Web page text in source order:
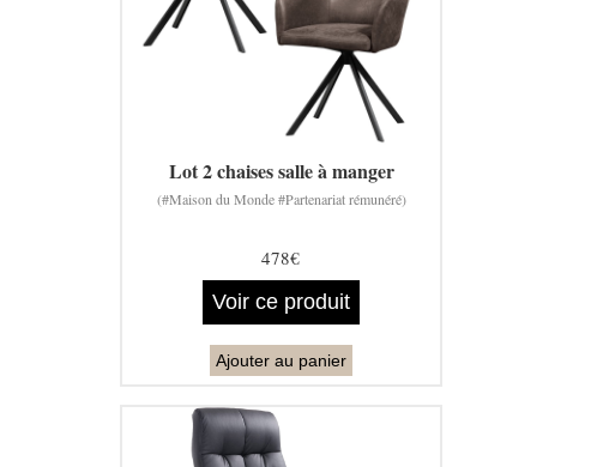
Lot 2 chaises salle à manger
(#Maison du Monde #Partenariat rémunéré)
478€
Voir ce produit
Ajouter au panier